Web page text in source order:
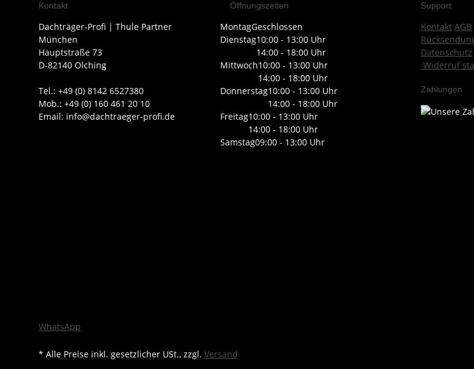
Kontakt
Dachträger-Profi | Thule Partner
München
Hauptstraße 73
D-82140 Olching
Tel.: +49 (0) 8142 6527380
Mob.: +49 (0) 160 461 20 10
Email: info@dachtraeger-profi.de
WhatsApp
Öffnungszeiten
MontagGeschlossen
Dienstag10:00 - 13:00 Uhr
14:00 - 18:00 Uhr
Mittwoch10:00 - 13:00 Uhr
14:00 - 18:00 Uhr
Donnerstag10:00 - 13:00 Uhr
14:00 - 18:00 Uhr
Freitag10:00 - 13:00 Uhr
14:00 - 18:00 Uhr
Samstag09:00 - 13:00 Uhr
Support
Kontakt AGB
Datenschutz
Widerruf
Zahlungen
* Alle Preise inkl. gesetzlicher USt., zzgl. Versand